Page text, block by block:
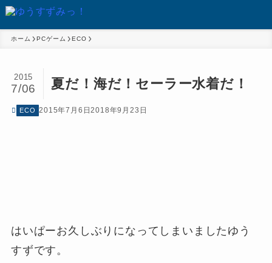
ホーム PCゲーム ECO
夏だ！海だ！セーラー水着だ！
2015
7/06
ECO 2015年7月6日2018年9月23日
はいぱーお久しぶりになってしまいましたゆう
すずです。